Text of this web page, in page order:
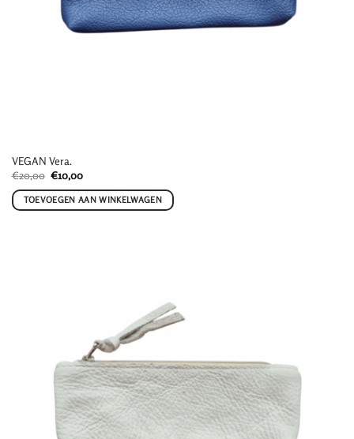
VEGAN Vera.
€20,00 Oorspronkelijke
prijs
was:
€20,00.
€10,00Huidige
is:
€10,00.
TOEVOEGEN AAN WINKELWAGEN